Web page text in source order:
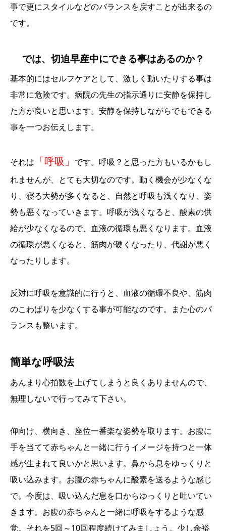
事で更にスタイルなどのバランスを戻すことが出来るの
です。
では、切迫早産中にできる事はあるのか？
基本的にはセルフケアとして、激しく動いたりする事は
非常に危険です。病院の先生の指示通りに安静を保持し
た方が良いと思います。安静を保持しながらでもできる
事を一つお伝えします。
それは 「呼吸」 です。呼吸？と思った方もいるかもし
れませんが、とても大切なのです。動く機会が少なくな
り、寝る大勢が多くなると、自然と呼吸も浅くなり、姿
勢も悪くなっていきます。呼吸が浅くなると、酸素の供
給が少なくなるので、血液の循環も悪くなります。血液
の循環が悪くなると、筋肉が硬くなったり、代謝が悪く
なったりします。
反対に呼吸を意識的に行うと、血液の循環不良や、筋肉
のこわばりを少なくする事が可能なのです。また心のバ
ランスも整います。
簡単な呼吸法
あんまり心拍数を上げてしまうと良くありませんので、
無理しないで行ってみて下さい。
仰向け、横向き、座位一番楽な姿勢を取ります。お腹に
手を当てて赤ちゃんと一緒に行うイメージを持つと一体
感が生まれて良いかと思います。鼻から息をゆっくりと
吸い込みます。お腹の赤ちゃんに酸素を送るような感じ
で。今度は、吸い込んだ息を口からゆっくりと吐いてい
きます。お腹の赤ちゃんと一緒に呼吸をするような感
覚。それを5回～10回程度続けてみましょう。少し余裕